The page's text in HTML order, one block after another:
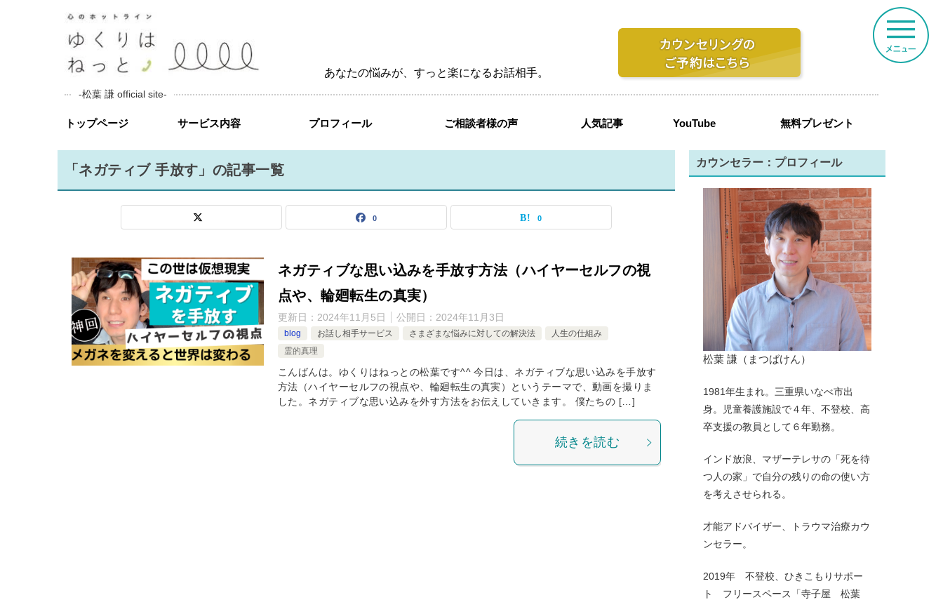
-松葉 謙 official site-
あなたの悩みが、すっと楽になるお話相手。
トップページ サービス内容 プロフィール ご相談者様の声 人気記事 YouTube 無料プレゼント
「ネガティブ 手放す」の記事一覧
0 0
ネガティブな思い込みを手放す方法（ハイヤーセルフの視
点や、輪廻転生の真実）
更新日： 2024年11月5日 公開日： 2024年11月3日
blog お話し相手サービス さまざまな悩みに対しての解決法
人生の仕組み
霊的真理
こんばんは。ゆくりはねっとの松葉です^^ 今日は、ネガティブな思い込みを手放す
方法（ハイヤーセルフの視点や、輪廻転生の真実）というテーマで、動画を撮りま
した。ネガティブな思い込みを外す方法をお伝えしていきます。 僕たちの […]
続きを読む
カウンセラー：プロフィール
松葉 謙（まつばけん）
1981年生まれ。三重県いなべ市出
身。児童養護施設で４年、不登校、高
卒支援の教員として６年勤務。
インド放浪、マザーテレサの「死を待
つ人の家」で自分の残りの命の使い方
を考えさせられる。
才能アドバイザー、トラウマ治療カウ
ンセラー。
2019年 不登校、ひきこもりサポー
ト フリースペース「寺子屋 松葉